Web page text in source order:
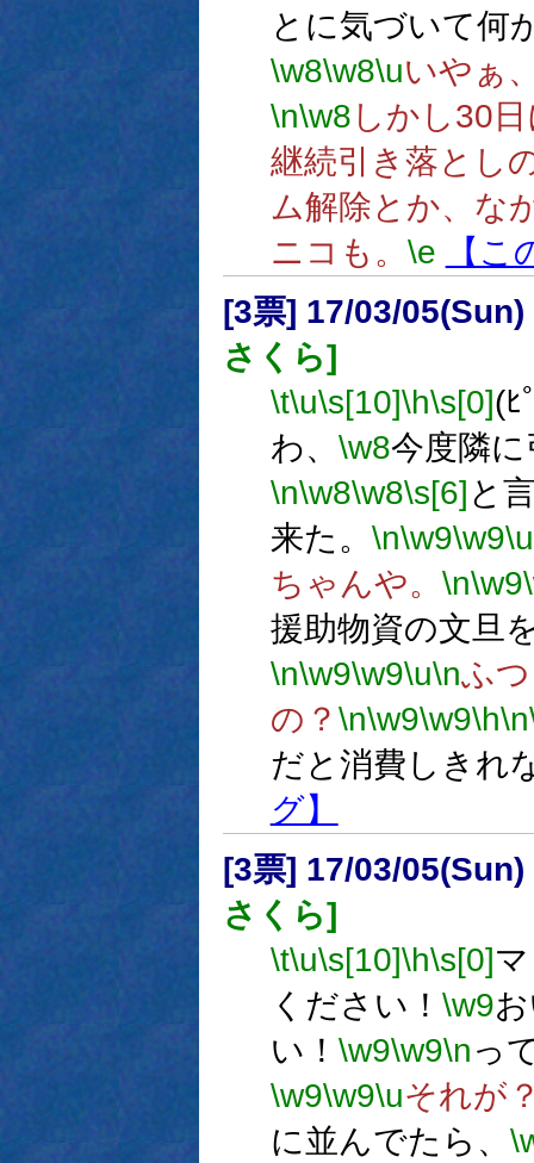
とに気づいて何
\w8\w8\uいやぁ
\n\w8 しかし30
継続引き落とし
ム解除とか、な
ニコも。 \e
【
[3票] 17/03/
さくら]
\t\u\s[10]\h\s[0](ﾋ
わ、 \w8今度隣
\n\w8\w8\s[6] と
来た。 \n\w9\w9\u
ちゃんや。 \n\w9
援助物資の文旦
\n\w9\w9\u\nふ
の？ \n\w9\w9\h\n
だと消費しきれ
グ】
[3票] 17/03/
さくら]
\t\u\s[10]\h\s[0]
ください！ \w9
い！ \w9\w9\nっ
\w9\w9\uそれが
に並んでたら、